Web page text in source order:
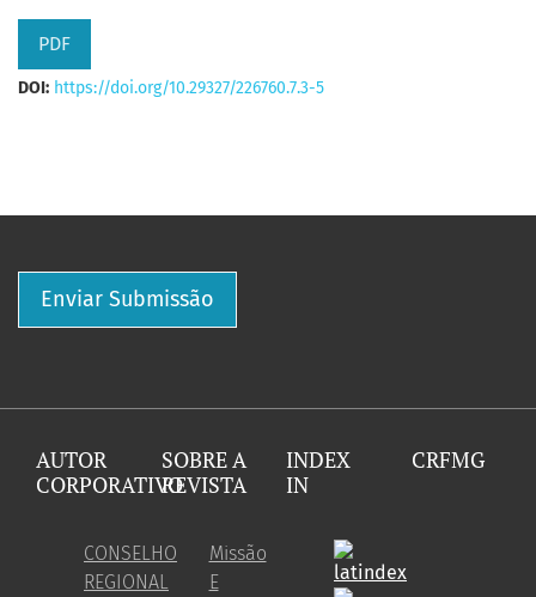
PDF
DOI: https://doi.org/10.29327/226760.7.3-5
Enviar Submissão
AUTOR
CORPORATIVO
CONSELHO
REGIONAL
SOBRE A
REVISTA
Missão
E
INDEX
IN
CRFMG